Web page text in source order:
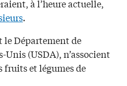
à l’heure actuelle,
.
le Département de
Unis (USDA), n’associent
fruits et légumes de